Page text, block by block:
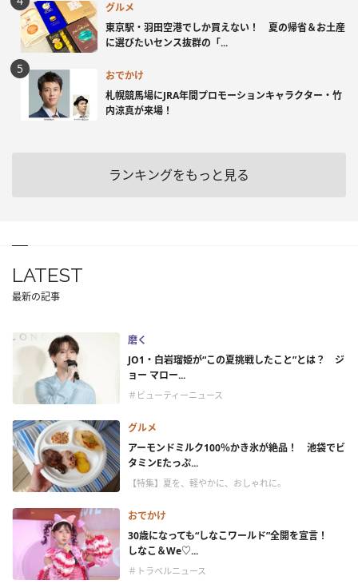
グルメ
東京駅・羽田空港でしか買えない！ 夏の帰省＆お土産
に選びたいセンス抜群の「...
おでかけ
札幌競馬場にJRA年間プロモーションキャラクター・竹
内涼真が来場！
ランキングをもっと見る
LATEST
最新の記事
磨く
JO1・白岩瑠姫が“この夏挑戦したこと”とは？ ジ
ョー マロー...
＃ビューティーニュース
グルメ
アーモンドミルク100％かき氷が絶品！ 池袋でビ
タミンEたっぷ...
【特集】夏を、軽やかに、おしゃれに。
おでかけ
30歳になっても“しなこワールド”全開を宣言！
しなこ＆We♡...
＃トラベルニュース